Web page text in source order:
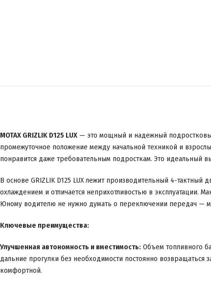
MOTAX GRIZLIK D125 LUX — это мощный и надежный
промежуточное положение между начальной техникой и
понравится даже требовательным подросткам. Это идеальный
В основе GRIZLIK D125 LUX лежит производительный 4-
охлаждением и отличается неприхотливостью в эксплуатации.
Юному водителю не нужно думать о переключении передач —
Ключевые преимущества:
Улучшенная автономность и вместимость: Объем топливного
дальние прогулки без необходимости постоянно возвращаться
комфортной.